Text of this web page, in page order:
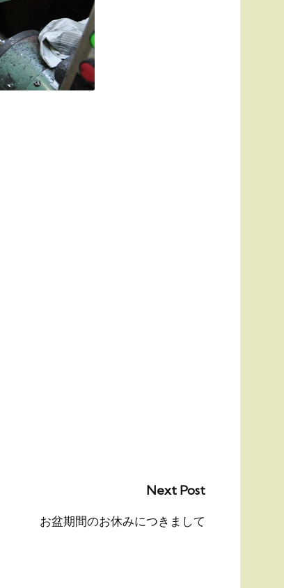
Next Post
お盆期間のお休みにつきまして